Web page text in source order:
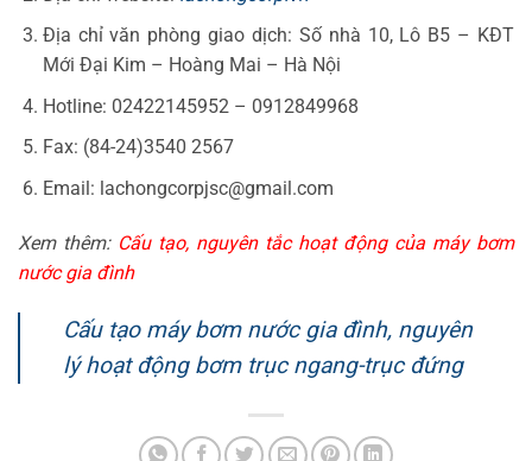
Địa chỉ văn phòng giao dịch: Số nhà 10, Lô B5 – KĐT
Mới Đại Kim – Hoàng Mai – Hà Nội
Hotline: 02422145952 – 0912849968
Fax: (84-24)3540 2567
Email: lachongcorpjsc@gmail.com
Xem thêm: Cấu tạo, nguyên tắc hoạt động của máy bơm
nước gia đình
Cấu tạo máy bơm nước gia đình, nguyên
lý hoạt động bơm trục ngang-trục đứng